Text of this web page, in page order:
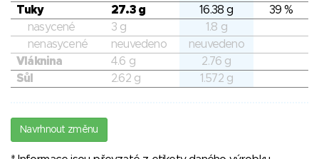
Tuky
27.3 g 16.38 g
39 %
nasycené
3 g
1.8 g
nenasycené
neuvedeno
neuvedeno
Vláknina
4.6 g
2.76 g
Sůl
2.62 g 1.572 g
Navrhnout změnu